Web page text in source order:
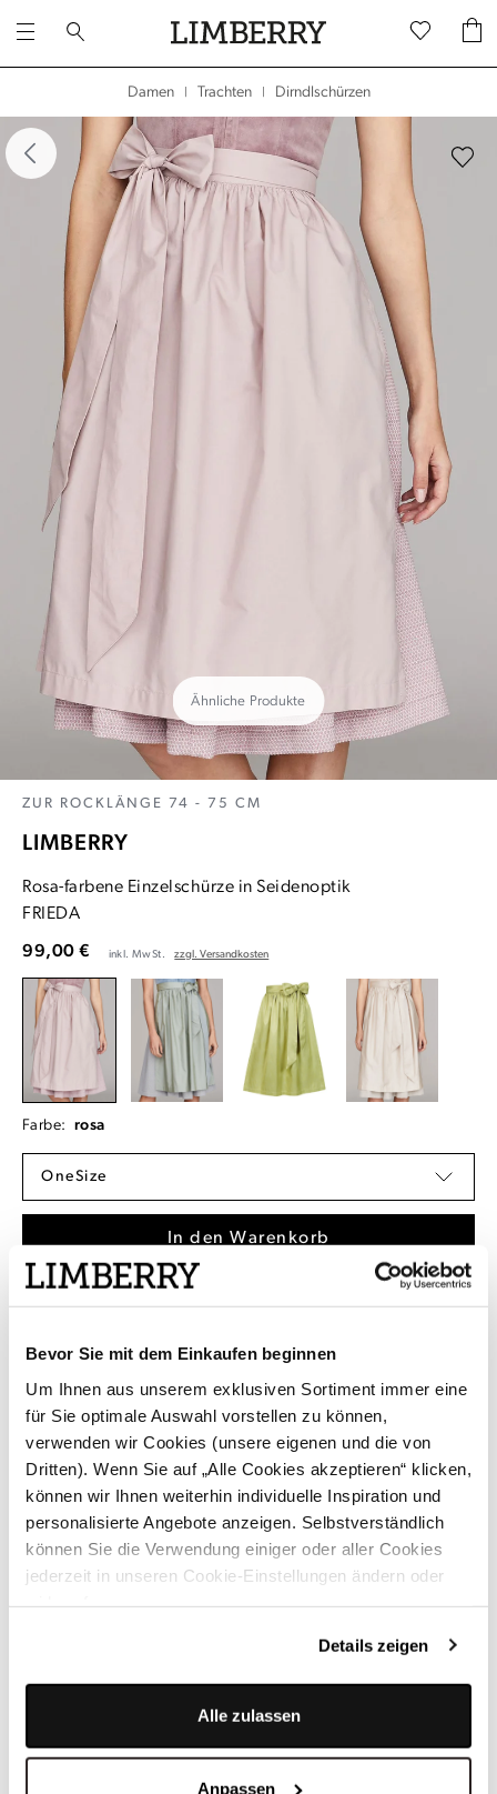
Bevor Sie mit dem Einkaufen beginnen
Um Ihnen aus unserem exklusiven Sortiment immer eine
für Sie optimale Auswahl vorstellen zu können,
verwenden wir Cookies (unsere eigenen und die von
Dritten). Wenn Sie auf „Alle Cookies akzeptieren“ klicken,
können wir Ihnen weiterhin individuelle Inspiration und
personalisierte Angebote anzeigen. Selbstverständlich
können Sie die Verwendung einiger oder aller Cookies
jederzeit in unseren Cookie-Einstellungen ändern oder
Details zeigen
Alle zulassen
Anpassen
Damen Trachten Dirndlschürzen
überspringen
Ähnliche Produkte
ZUR ROCKLÄNGE 74 - 75 CM
LIMBERRY
Rosa-farbene Einzelschürze in Seidenoptik
FRIEDA
99,00 € inkl. MwSt. zzgl. Versandkosten
Farbe: rosa
OneSize
In den Warenkorb
Österreich
Produktdetails
Rosa-farbene Einzelschürze in Seidenoptik vom Designer
Label LIMBERRY
Einzelschürze aus hochwertiger Qualität
Dirndlschürze im Bund gerafft
Länge mit Bund: 73 cm
werden, empfehlen wir, die Schürze eine Handbreit kürzer
zu nehmen.
Material & Pflege